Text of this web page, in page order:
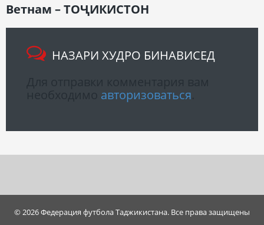
Ветнам – ТОҶИКИСТОН
НАЗАРИ ХУДРО БИНАВИСЕД
авторизоваться
© 2026 Федерация футбола Таджикистана. Все права защищены